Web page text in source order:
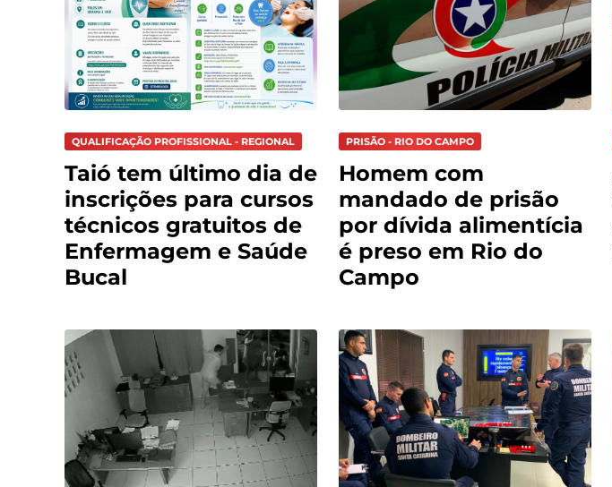
QUALIFICAÇÃO PROFISSIONAL - REGIONAL
Taió tem último dia de
inscrições para cursos
técnicos gratuitos de
Enfermagem e Saúde
Bucal
PRISÃO - RIO DO CAMPO
Homem com
mandado de prisão
por dívida alimentícia
é preso em Rio do
Campo